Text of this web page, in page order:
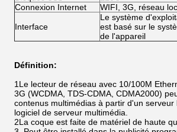
Connexion Internet
WIFI, 3G, réseau
Interface
Le système
est basé sur le
de l'appareil
Définition:
1Le lecteur de réseau avec 10/100M
3G (WCDMA, TDS-CDMA, CDMA2000)
contenus multimédias à partir d'un serveur
logiciel de serveur multimédia.
2La coque est faite de matériel de haute